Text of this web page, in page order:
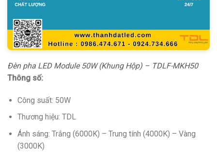
Đèn pha LED Module 50W (Khung Hộp) – TDLF-MKH50
Thông số:
Công suất: 50W
Thương hiệu: TDL
Ánh sáng: Trắng (6000K) – Trung tính (4000K) – Vàng
(3000K)